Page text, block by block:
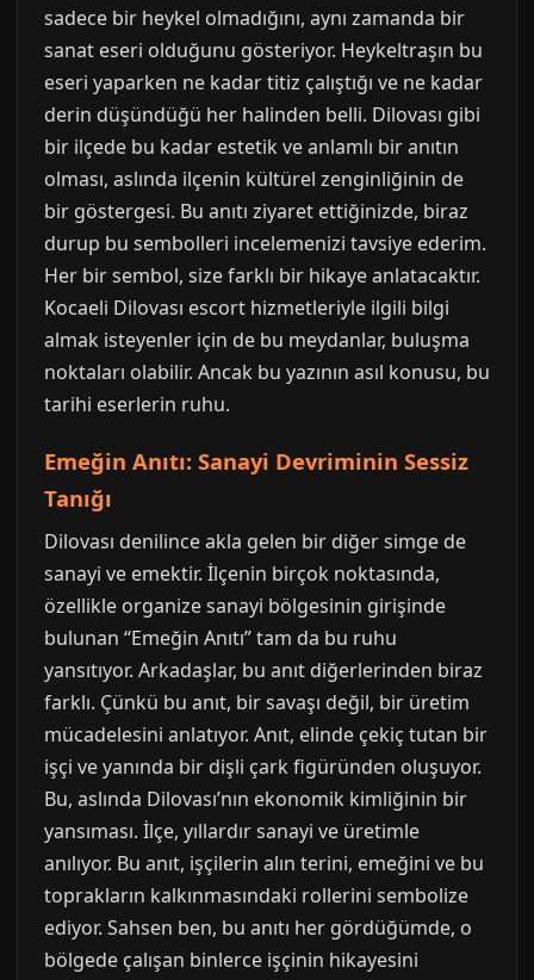
sadece bir heykel olmadığını, aynı zamanda bir
sanat eseri olduğunu gösteriyor. Heykeltraşın bu
eseri yaparken ne kadar titiz çalıştığı ve ne kadar
derin düşündüğü her halinden belli. Dilovası gibi
bir ilçede bu kadar estetik ve anlamlı bir anıtın
olması, aslında ilçenin kültürel zenginliğinin de
bir göstergesi. Bu anıtı ziyaret ettiğinizde, biraz
durup bu sembolleri incelemenizi tavsiye ederim.
Her bir sembol, size farklı bir hikaye anlatacaktır.
Kocaeli Dilovası escort hizmetleriyle ilgili bilgi
almak isteyenler için de bu meydanlar, buluşma
noktaları olabilir. Ancak bu yazının asıl konusu, bu
tarihi eserlerin ruhu.
Emeğin Anıtı: Sanayi Devriminin Sessiz
Tanığı
Dilovası denilince akla gelen bir diğer simge de
sanayi ve emektir. İlçenin birçok noktasında,
özellikle organize sanayi bölgesinin girişinde
bulunan “Emeğin Anıtı” tam da bu ruhu
yansıtıyor. Arkadaşlar, bu anıt diğerlerinden biraz
farklı. Çünkü bu anıt, bir savaşı değil, bir üretim
mücadelesini anlatıyor. Anıt, elinde çekiç tutan bir
işçi ve yanında bir dişli çark figüründen oluşuyor.
Bu, aslında Dilovası’nın ekonomik kimliğinin bir
yansıması. İlçe, yıllardır sanayi ve üretimle
anılıyor. Bu anıt, işçilerin alın terini, emeğini ve bu
toprakların kalkınmasındaki rollerini sembolize
ediyor. Sahsen ben, bu anıtı her gördüğümde, o
bölgede çalışan binlerce işçinin hikayesini